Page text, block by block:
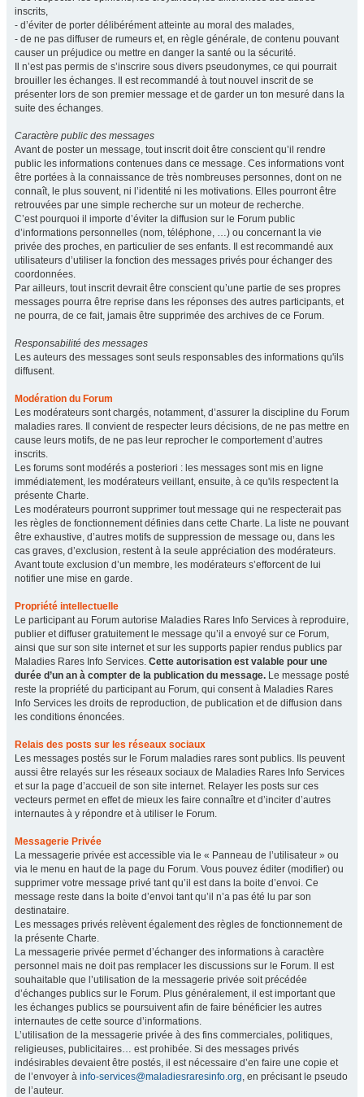
inscrits,
- d’éviter de porter délibérément atteinte au moral des malades,
- de ne pas diffuser de rumeurs et, en règle générale, de contenu pouvant
causer un préjudice ou mettre en danger la santé ou la sécurité.
Il n’est pas permis de s’inscrire sous divers pseudonymes, ce qui pourrait
brouiller les échanges. Il est recommandé à tout nouvel inscrit de se
présenter lors de son premier message et de garder un ton mesuré dans la
suite des échanges.
Caractère public des messages
Avant de poster un message, tout inscrit doit être conscient qu’il rendre
public les informations contenues dans ce message. Ces informations vont
être portées à la connaissance de très nombreuses personnes, dont on ne
connaît, le plus souvent, ni l’identité ni les motivations. Elles pourront être
retrouvées par une simple recherche sur un moteur de recherche.
C’est pourquoi il importe d’éviter la diffusion sur le Forum public
d’informations personnelles (nom, téléphone, …) ou concernant la vie
privée des proches, en particulier de ses enfants. Il est recommandé aux
utilisateurs d’utiliser la fonction des messages privés pour échanger des
coordonnées.
Par ailleurs, tout inscrit devrait être conscient qu’une partie de ses propres
messages pourra être reprise dans les réponses des autres participants, et
ne pourra, de ce fait, jamais être supprimée des archives de ce Forum.
Responsabilité des messages
Les auteurs des messages sont seuls responsables des informations qu'ils
diffusent.
Modération du Forum
Les modérateurs sont chargés, notamment, d’assurer la discipline du Forum
maladies rares. Il convient de respecter leurs décisions, de ne pas mettre en
cause leurs motifs, de ne pas leur reprocher le comportement d’autres
inscrits.
Les forums sont modérés a posteriori : les messages sont mis en ligne
immédiatement, les modérateurs veillant, ensuite, à ce qu'ils respectent la
présente Charte.
Les modérateurs pourront supprimer tout message qui ne respecterait pas
les règles de fonctionnement définies dans cette Charte. La liste ne pouvant
être exhaustive, d’autres motifs de suppression de message ou, dans les
cas graves, d’exclusion, restent à la seule appréciation des modérateurs.
Avant toute exclusion d’un membre, les modérateurs s’efforcent de lui
notifier une mise en garde.
Propriété intellectuelle
Le participant au Forum autorise Maladies Rares Info Services à reproduire,
publier et diffuser gratuitement le message qu’il a envoyé sur ce Forum,
ainsi que sur son site internet et sur les supports papier rendus publics par
Maladies Rares Info Services. Cette autorisation est valable pour une
durée d’un an à compter de la publication du message. Le message posté
reste la propriété du participant au Forum, qui consent à Maladies Rares
Info Services les droits de reproduction, de publication et de diffusion dans
les conditions énoncées.
Relais des posts sur les réseaux sociaux
Les messages postés sur le Forum maladies rares sont publics. Ils peuvent
aussi être relayés sur les réseaux sociaux de Maladies Rares Info Services
et sur la page d’accueil de son site internet. Relayer les posts sur ces
vecteurs permet en effet de mieux les faire connaître et d’inciter d’autres
internautes à y répondre et à utiliser le Forum.
Messagerie Privée
La messagerie privée est accessible via le « Panneau de l’utilisateur » ou
via le menu en haut de la page du Forum. Vous pouvez éditer (modifier) ou
supprimer votre message privé tant qu’il est dans la boite d’envoi. Ce
message reste dans la boite d’envoi tant qu’il n’a pas été lu par son
destinataire.
Les messages privés relèvent également des règles de fonctionnement de
la présente Charte.
La messagerie privée permet d’échanger des informations à caractère
personnel mais ne doit pas remplacer les discussions sur le Forum. Il est
souhaitable que l’utilisation de la messagerie privée soit précédée
d’échanges publics sur le Forum. Plus généralement, il est important que
les échanges publics se poursuivent afin de faire bénéficier les autres
internautes de cette source d’informations.
L’utilisation de la messagerie privée à des fins commerciales, politiques,
religieuses, publicitaires… est prohibée. Si des messages privés
indésirables devaient être postés, il est nécessaire d’en faire une copie et
de l’envoyer à info-services@maladiesraresinfo.org, en précisant le pseudo
de l’auteur.